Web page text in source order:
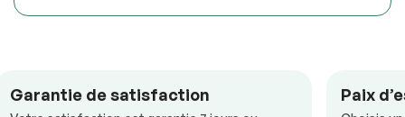
Garantie de satisfaction Paix